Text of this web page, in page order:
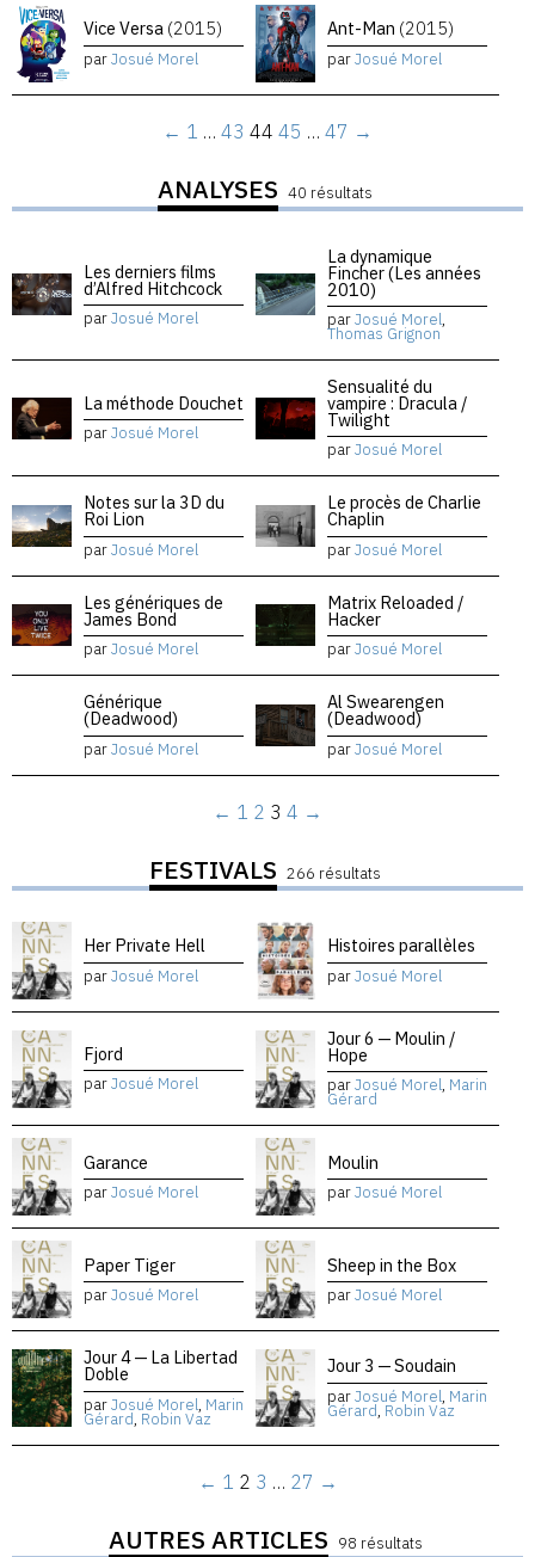
Vice Versa (2015)
parJosué Morel
Ant-Man (2015)
parJosué Morel
← 1 … 43 44 45 … 47 →
ANALYSES 40 résultats
Les derniers films
d’Alfred Hitchcock
parJosué Morel
La dynamique
Fincher (Les années
2010)
parJosué Morel,
Thomas Grignon
La méthode Douchet
parJosué Morel
Sensualité du
vampire : Dracula /
Twilight
parJosué Morel
Notes sur la 3D du
Roi Lion
parJosué Morel
Le procès de Charlie
Chaplin
parJosué Morel
Les génériques de
James Bond
parJosué Morel
Matrix Reloaded /
Hacker
parJosué Morel
Générique
(Deadwood)
parJosué Morel
Al Swearengen
(Deadwood)
parJosué Morel
← 1 2 3 4 →
FESTIVALS 266 résultats
Her Private Hell
parJosué Morel
Histoires parallèles
parJosué Morel
Fjord
parJosué Morel
Jour 6 — Moulin /
Hope
parJosué Morel, Marin
Gérard
Garance
parJosué Morel
Moulin
parJosué Morel
Paper Tiger
parJosué Morel
Sheep in the Box
parJosué Morel
Jour 4 — La Libertad
Doble
parJosué Morel, Marin
Gérard, Robin Vaz
Jour 3 — Soudain
parJosué Morel, Marin
Gérard, Robin Vaz
← 1 2 3 … 27 →
AUTRES ARTICLES 98 résultats